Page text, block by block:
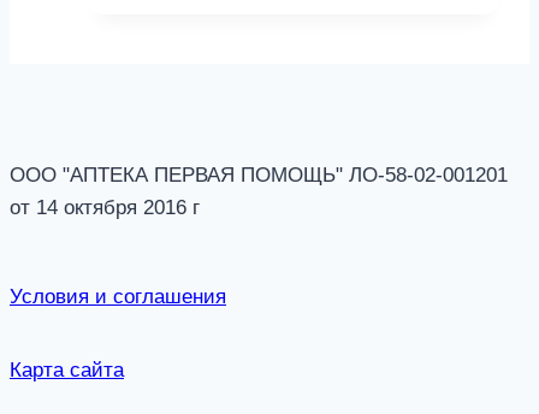
ООО "АПТЕКА ПЕРВАЯ ПОМОЩЬ" ЛО-58-02-001201
от 14 октября 2016 г
Условия и соглашения
Карта сайта